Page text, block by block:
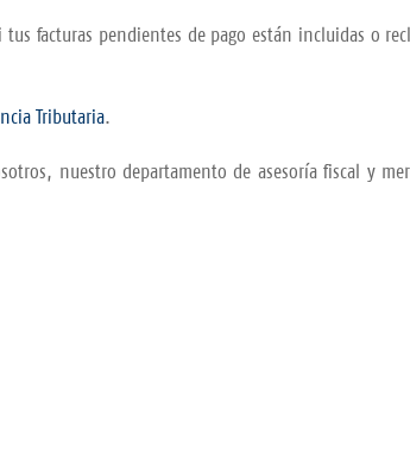
facturas pendientes de pago están incluidas o
Tributaria.
nuestro departamento de asesoría fiscal y